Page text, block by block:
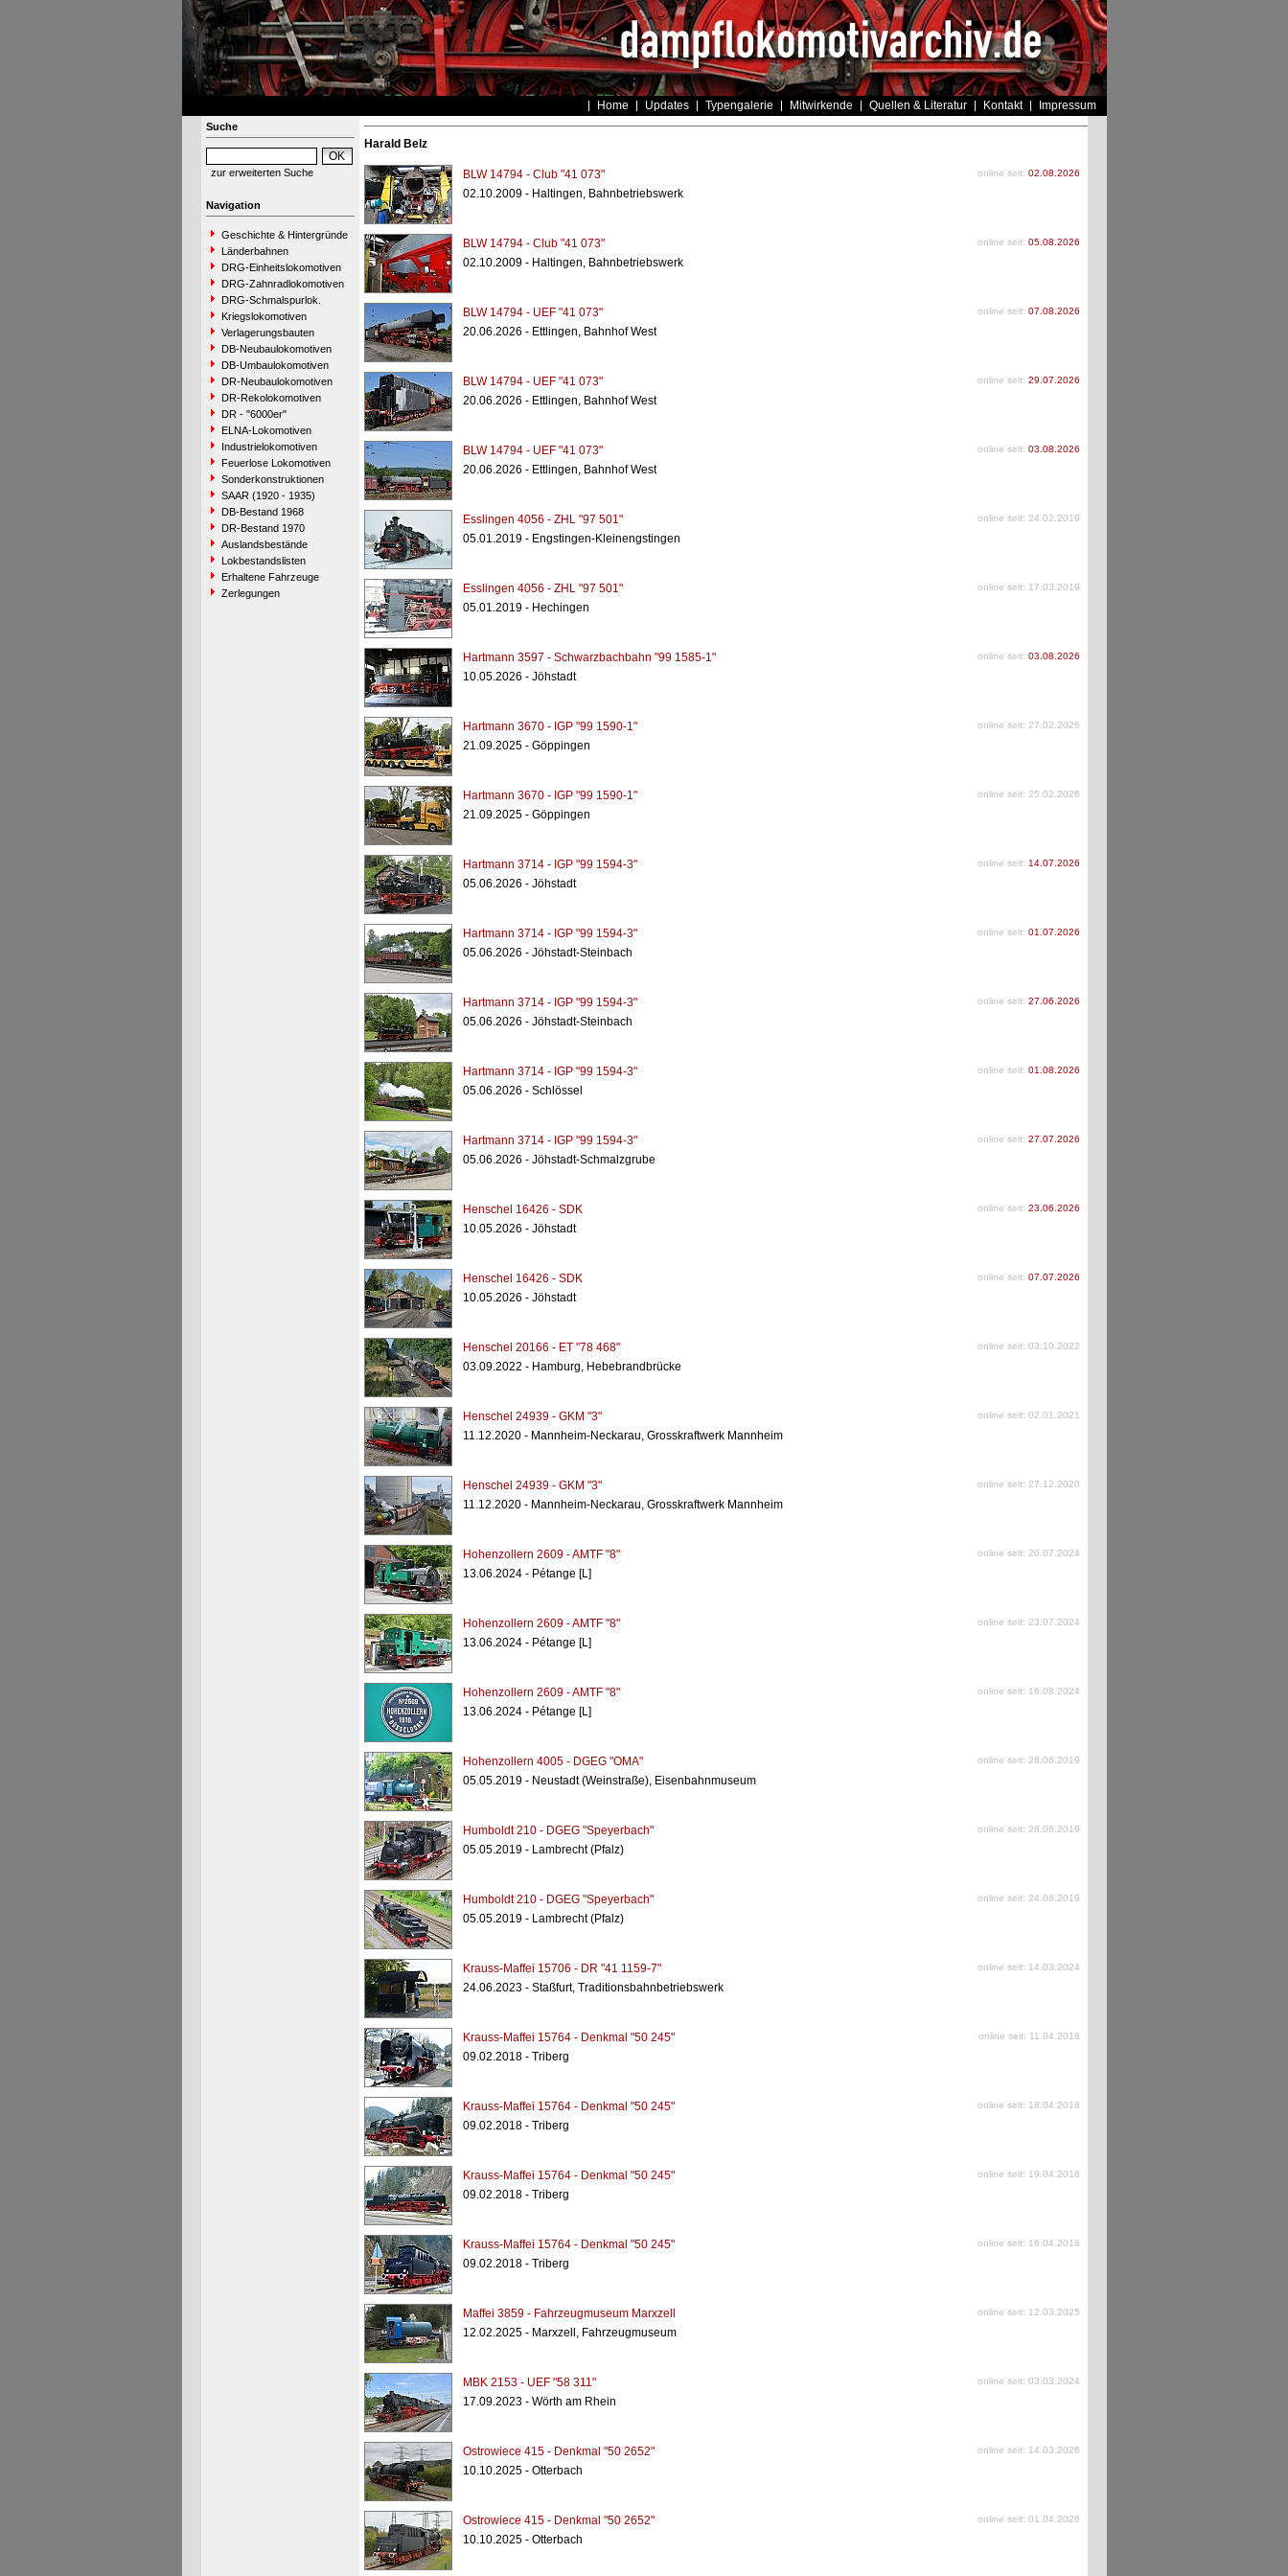
Home Updates Typengalerie Mitwirkende Quellen & Literatur Kontakt Impressum
Suche
zur erweiterten Suche
Navigation
Geschichte & Hintergründe
Länderbahnen
DRG-Einheitslokomotiven
DRG-Zahnradlokomotiven
DRG-Schmalspurlok.
Kriegslokomotiven
Verlagerungsbauten
DB-Neubaulokomotiven
DB-Umbaulokomotiven
DR-Neubaulokomotiven
DR-Rekolokomotiven
DR - "6000er"
ELNA-Lokomotiven
Industrielokomotiven
Feuerlose Lokomotiven
Sonderkonstruktionen
SAAR (1920 - 1935)
DB-Bestand 1968
DR-Bestand 1970
Auslandsbestände
Lokbestandslisten
Erhaltene Fahrzeuge
Zerlegungen
Harald Belz
BLW 14794 - Club "41 073" online seit: 02.08.2026
02.10.2009 - Haltingen, Bahnbetriebswerk
BLW 14794 - Club "41 073" online seit: 05.08.2026
02.10.2009 - Haltingen, Bahnbetriebswerk
BLW 14794 - UEF "41 073" online seit: 07.08.2026
20.06.2026 - Ettlingen, Bahnhof West
BLW 14794 - UEF "41 073" online seit: 29.07.2026
20.06.2026 - Ettlingen, Bahnhof West
BLW 14794 - UEF "41 073" online seit: 03.08.2026
20.06.2026 - Ettlingen, Bahnhof West
Esslingen 4056 - ZHL "97 501" online seit: 24.02.2019
05.01.2019 - Engstingen-Kleinengstingen
Esslingen 4056 - ZHL "97 501" online seit: 17.03.2019
05.01.2019 - Hechingen
Hartmann 3597 - Schwarzbachbahn "99 1585-1" online seit: 03.08.2026
10.05.2026 - Jöhstadt
Hartmann 3670 - IGP "99 1590-1" online seit: 27.02.2026
21.09.2025 - Göppingen
Hartmann 3670 - IGP "99 1590-1" online seit: 25.02.2026
21.09.2025 - Göppingen
Hartmann 3714 - IGP "99 1594-3" online seit: 14.07.2026
05.06.2026 - Jöhstadt
Hartmann 3714 - IGP "99 1594-3" online seit: 01.07.2026
05.06.2026 - Jöhstadt-Steinbach
Hartmann 3714 - IGP "99 1594-3" online seit: 27.06.2026
05.06.2026 - Jöhstadt-Steinbach
Hartmann 3714 - IGP "99 1594-3" online seit: 01.08.2026
05.06.2026 - Schlössel
Hartmann 3714 - IGP "99 1594-3" online seit: 27.07.2026
05.06.2026 - Jöhstadt-Schmalzgrube
Henschel 16426 - SDK online seit: 23.06.2026
10.05.2026 - Jöhstadt
Henschel 16426 - SDK online seit: 07.07.2026
10.05.2026 - Jöhstadt
Henschel 20166 - ET "78 468" online seit: 03.10.2022
03.09.2022 - Hamburg, Hebebrandbrücke
Henschel 24939 - GKM "3" online seit: 02.01.2021
11.12.2020 - Mannheim-Neckarau, Grosskraftwerk Mannheim
Henschel 24939 - GKM "3" online seit: 27.12.2020
11.12.2020 - Mannheim-Neckarau, Grosskraftwerk Mannheim
Hohenzollern 2609 - AMTF "8" online seit: 20.07.2024
13.06.2024 - Pétange [L]
Hohenzollern 2609 - AMTF "8" online seit: 23.07.2024
13.06.2024 - Pétange [L]
Hohenzollern 2609 - AMTF "8" online seit: 16.08.2024
13.06.2024 - Pétange [L]
Hohenzollern 4005 - DGEG "OMA" online seit: 28.06.2019
05.05.2019 - Neustadt (Weinstraße), Eisenbahnmuseum
Humboldt 210 - DGEG "Speyerbach" online seit: 28.06.2019
05.05.2019 - Lambrecht (Pfalz)
Humboldt 210 - DGEG "Speyerbach" online seit: 24.06.2019
05.05.2019 - Lambrecht (Pfalz)
Krauss-Maffei 15706 - DR "41 1159-7" online seit: 14.03.2024
24.06.2023 - Staßfurt, Traditionsbahnbetriebswerk
Krauss-Maffei 15764 - Denkmal "50 245" online seit: 11.04.2018
09.02.2018 - Triberg
Krauss-Maffei 15764 - Denkmal "50 245" online seit: 18.04.2018
09.02.2018 - Triberg
Krauss-Maffei 15764 - Denkmal "50 245" online seit: 19.04.2018
09.02.2018 - Triberg
Krauss-Maffei 15764 - Denkmal "50 245" online seit: 16.04.2018
09.02.2018 - Triberg
Maffei 3859 - Fahrzeugmuseum Marxzell online seit: 12.03.2025
12.02.2025 - Marxzell, Fahrzeugmuseum
MBK 2153 - UEF "58 311" online seit: 03.03.2024
17.09.2023 - Wörth am Rhein
Ostrowiece 415 - Denkmal "50 2652" online seit: 14.03.2026
10.10.2025 - Otterbach
Ostrowiece 415 - Denkmal "50 2652" online seit: 01.04.2026
10.10.2025 - Otterbach